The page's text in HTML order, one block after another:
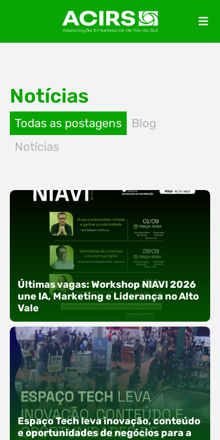
Notícias
Todas as postagens
Blog
Notícias
Últimas vagas: Workshop NIAVI 2026
une IA, Marketing e Liderança no Alto
Vale
Com o objetivo de impulsionar a produtividade, a
presença digital e a gestão nas empresas do
Alto Vale, o Núcleo de Tecnologia da Informação
(NIAVI), Polo ACATE-ACIRS, realiza a edição
Espaço Tech leva inovação, conteúdo
e oportunidades de negócios para a